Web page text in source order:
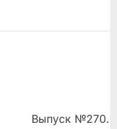
Выпуск №270.